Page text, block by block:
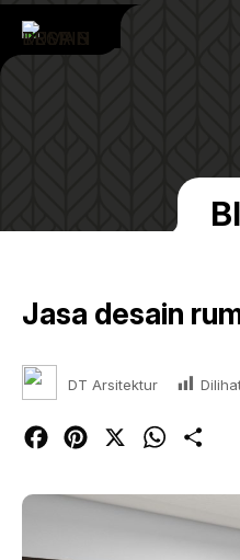
Jasa desain
DT Arsitektur
FacebookPinterest